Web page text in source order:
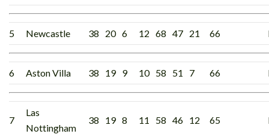
5 Newcastle 38 20 6 12 68 47 21 66
6 Aston Villa 38 19 9 10 58 51 7 66
7
Las
Nottingham
38 19 8 11 58 46 12 65